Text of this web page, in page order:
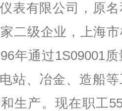
表有限公司，原
二级企业，上海
年通过1S09001
站、冶金、造船
生产。现在职工